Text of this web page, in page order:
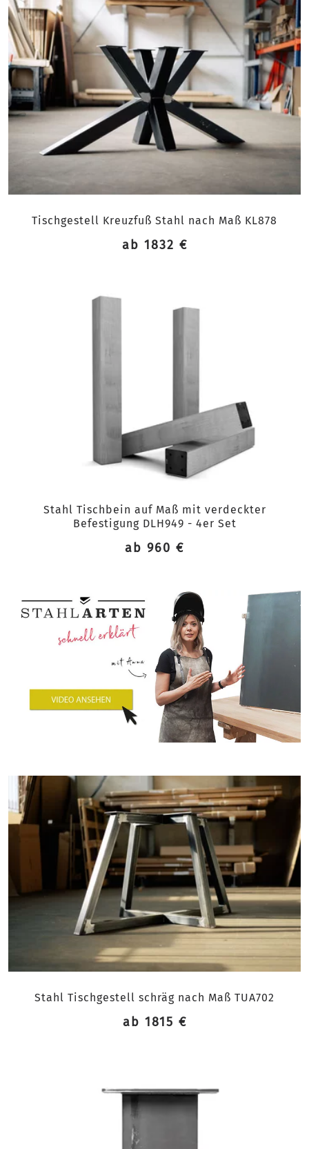
Tischgestell Kreuzfuß Stahl nach Maß KL878
ab 1832 €
Stahl Tischbein auf Maß mit verdeckter
Befestigung DLH949 - 4er Set
ab 960 €
Stahl Tischgestell schräg nach Maß TUA702
ab 1815 €